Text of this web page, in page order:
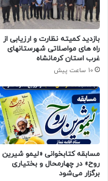
بازدید کمیته نظارت و ارزیابی از
راه های مواصلاتی شهرستانهای
غرب استان کرمانشاه
10 ساعت پیش
مسابقه کتابخوانی «لیمو شیرین
روح» در چهارمحال و بختیاری
برگزار می‌شود